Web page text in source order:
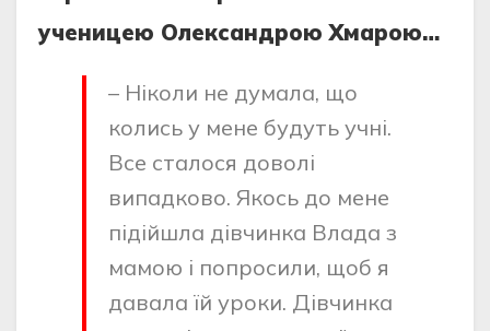
ученицею Олександрою Хмарою…
– Ніколи не думала, що
колись у мене будуть учні.
Все сталося доволі
випадково. Якось до мене
підійшла дівчинка Влада з
мамою і попросили, щоб я
давала їй уроки. Дівчинка